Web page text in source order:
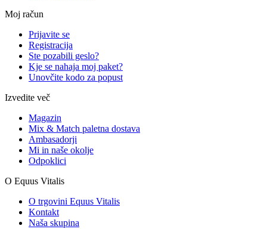
Moj račun
Prijavite se
Registracija
Ste pozabili geslo?
Kje se nahaja moj paket?
Unovčite kodo za popust
Izvedite več
Magazin
Mix & Match paletna dostava
Ambasadorji
Mi in naše okolje
Odpoklici
O Equus Vitalis
O trgovini Equus Vitalis
Kontakt
Naša skupina